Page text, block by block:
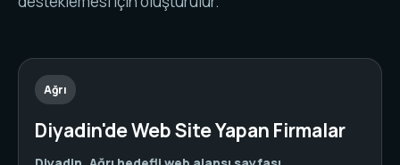
Ağrı
Diyadin'de Web Site Yapan Firmalar